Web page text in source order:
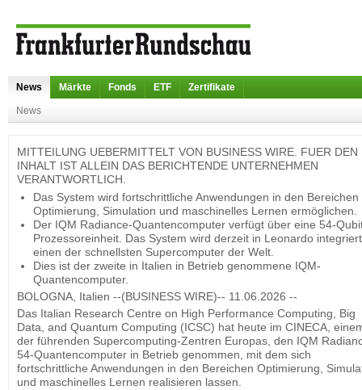
News Märkte Fonds ETF Zertifikate
News
MITTEILUNG UEBERMITTELT VON BUSINESS WIRE. FUER DEN
INHALT IST ALLEIN DAS BERICHTENDE UNTERNEHMEN
VERANTWORTLICH.
Das System wird fortschrittliche Anwendungen in den Bereichen
Optimierung, Simulation und maschinelles Lernen ermöglichen.
Der IQM Radiance-Quantencomputer verfügt über eine 54-
Prozessoreinheit. Das System wird derzeit in Leonardo
einen der schnellsten Supercomputer der Welt.
Dies ist der zweite in Italien in Betrieb genommene IQM-
Quantencomputer.
BOLOGNA, Italien --(BUSINESS WIRE)-- 11.06.2026 --
Das Italian Research Centre on High Performance Computing, Big
Data, and Quantum Computing (ICSC) hat heute im CINECA,
der führenden Supercomputing-Zentren Europas, den IQM
54-Quantencomputer in Betrieb genommen, mit dem sich
fortschrittliche Anwendungen in den Bereichen Optimierung,
und maschinelles Lernen realisieren lassen.